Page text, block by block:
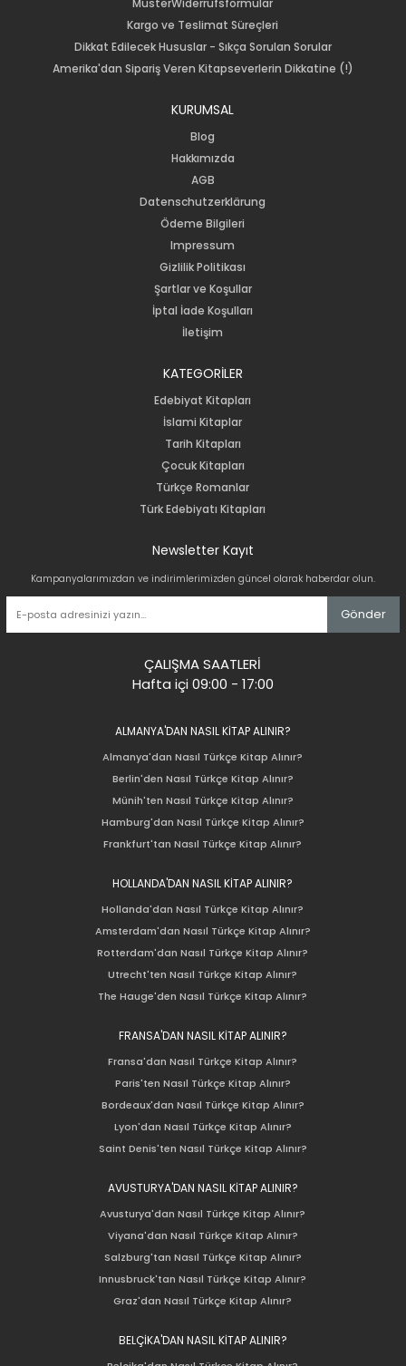
MusterWiderrufsformular
Kargo ve Teslimat Süreçleri
Dikkat Edilecek Hususlar - Sıkça Sorulan Sorular
Amerika'dan Sipariş Veren Kitapseverlerin Dikkatine (!)
KURUMSAL
Blog
Hakkımızda
AGB
Datenschutzerklärung
Ödeme Bilgileri
Impressum
Gizlilik Politikası
Şartlar ve Koşullar
İptal İade Koşulları
İletişim
KATEGORİLER
Edebiyat Kitapları
İslami Kitaplar
Tarih Kitapları
Çocuk Kitapları
Türkçe Romanlar
Türk Edebiyatı Kitapları
Newsletter Kayıt
Kampanyalarımızdan ve indirimlerimizden güncel olarak haberdar olun.
Gönder
ÇALIŞMA SAATLERİ
Hafta içi 09:00 - 17:00
ALMANYA'DAN NASIL KİTAP ALINIR?
Almanya'dan Nasıl Türkçe Kitap Alınır?
Berlin'den Nasıl Türkçe Kitap Alınır?
Münih'ten Nasıl Türkçe Kitap Alınır?
Hamburg'dan Nasıl Türkçe Kitap Alınır?
Frankfurt'tan Nasıl Türkçe Kitap Alınır?
HOLLANDA'DAN NASIL KİTAP ALINIR?
Hollanda'dan Nasıl Türkçe Kitap Alınır?
Amsterdam'dan Nasıl Türkçe Kitap Alınır?
Rotterdam'dan Nasıl Türkçe Kitap Alınır?
Utrecht'ten Nasıl Türkçe Kitap Alınır?
The Hauge'den Nasıl Türkçe Kitap Alınır?
FRANSA'DAN NASIL KİTAP ALINIR?
Fransa'dan Nasıl Türkçe Kitap Alınır?
Paris'ten Nasıl Türkçe Kitap Alınır?
Bordeaux'dan Nasıl Türkçe Kitap Alınır?
Lyon'dan Nasıl Türkçe Kitap Alınır?
Saint Denis'ten Nasıl Türkçe Kitap Alınır?
AVUSTURYA'DAN NASIL KİTAP ALINIR?
Avusturya'dan Nasıl Türkçe Kitap Alınır?
Viyana'dan Nasıl Türkçe Kitap Alınır?
Salzburg'tan Nasıl Türkçe Kitap Alınır?
Innusbruck'tan Nasıl Türkçe Kitap Alınır?
Graz'dan Nasıl Türkçe Kitap Alınır?
BELÇİKA'DAN NASIL KİTAP ALINIR?